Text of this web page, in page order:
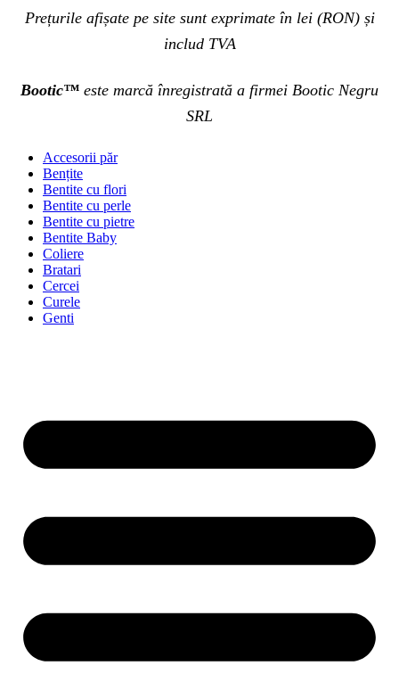
Prețurile afișate pe site sunt exprimate în lei (RON) și
includ TVA
Bootic™ este marcă înregistrată a firmei Bootic Negru
SRL
Accesorii păr
Bențite
Bentite cu flori
Bentite cu perle
Bentite cu pietre
Bentite Baby
Coliere
Bratari
Cercei
Curele
Genti